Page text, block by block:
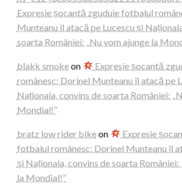
Expresie șocantă zguduie fotbalul
Munteanu îl atacă pe Lucescu și
soarta României: „Nu vom ajunge la
blakk smokeon
Expresie șocantă
românesc: Dorinel Munteanu îl atacă pe
Naționala, convins de soarta României:
Mondial!”
bratz low rider bikeon
Expresie
fotbalul românesc: Dorinel Munteanu îl
și Naționala, convins de soarta României:
la Mondial!”